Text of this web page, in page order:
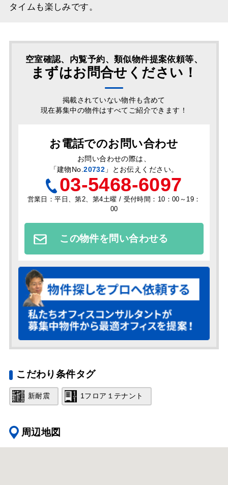
タイムも楽しみです。
空室確認、内覧予約、類似物件提案依頼等、
まずはお問合せください！
掲載されていない物件も含めて
現在募集中の物件はすべてご紹介できます！
お電話でのお問い合わせ
お問い合わせの際は、
「建物No.20732 」とお伝えください。
03-5468-6097
営業日：平日、第2、第4土曜 / 受付時間：10：00～19：
00
この物件を問い合わせる
こだわり条件タグ
新耐震 1フロア１テナント
周辺地図